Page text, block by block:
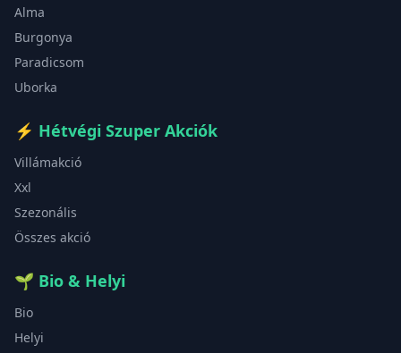
Alma
Burgonya
Paradicsom
Uborka
⚡ Hétvégi Szuper Akciók
Villámakció
Xxl
Szezonális
Összes akció
🌱 Bio & Helyi
Bio
Helyi